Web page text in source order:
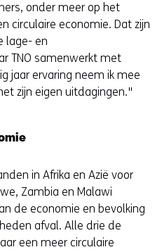
onder meer op het
circulaire economie. Dat zijn
lage- en
TNO samenwerkt met
jaar ervaring neem ik mee
zijn eigen uitdagingen."
in Afrika en Azië voor
Zambia en Malawi
de economie en bevolking
afval. Alle drie de
een meer circulaire